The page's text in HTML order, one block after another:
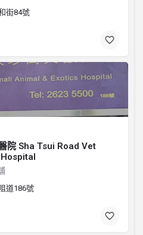
街84號
院 Sha Tsui Road Vet
道186號